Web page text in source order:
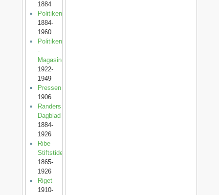
1884
Politiken
1884-
1960
Politiken
-
Magasinet
1922-
1949
Pressen
1906
Randers
Dagblad
1884-
1926
Ribe
Stiftstidende
1865-
1926
Riget
1910-